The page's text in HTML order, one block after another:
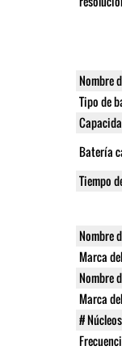
Nombre
Tipo de
Batería
Tiempo
Nombre
Marca
Nombre
Marca
#